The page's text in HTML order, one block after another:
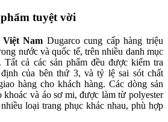
tuyệt vời
Nam Dugarco cung cấp hàng triệu
nước và quốc tế, trên nhiều danh mục
Tất cả các sản phẩm đều được kiểm tra
của bên thứ 3, và tỷ lệ sai sót chất
hàng cho khách hàng. Các dòng sản
khoác và áo sơ mi, được làm từ polyester
loại trang phục khác nhau, phù hợp